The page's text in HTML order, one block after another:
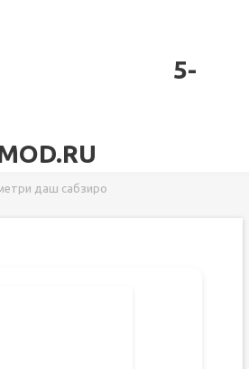
5-
даш сабзиро